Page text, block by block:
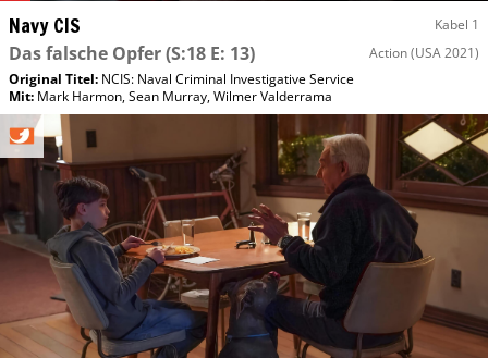
Navy CIS Kabel 1
Das falsche Opfer(S:18 E: 13) Action(USA 2021)
Original Titel: NCIS: Naval Criminal Investigative Service
Mit: Mark Harmon,Sean Murray,Wilmer Valderrama